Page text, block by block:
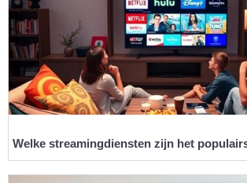
Welke streamingdiensten zijn het